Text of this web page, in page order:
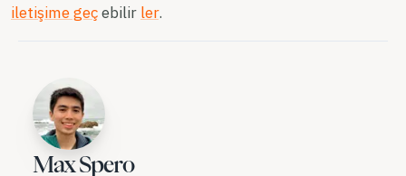
iletişime geçebilir ler.
Max Spero